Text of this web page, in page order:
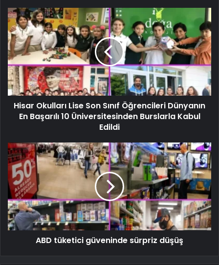
Hisar Okulları Lise Son Sınıf Öğrencileri Dünyanın
En Başarılı 10 Üniversitesinden Burslarla Kabul
Edildi
ABD tüketici güveninde sürpriz düşüş